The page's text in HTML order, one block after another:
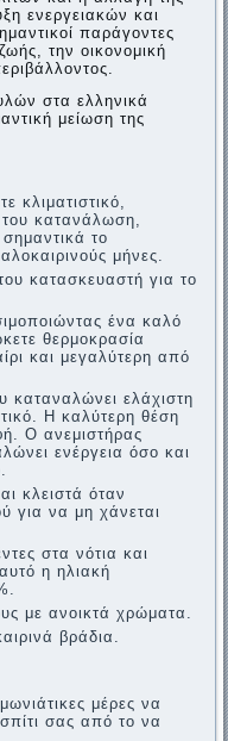
ενεργειακών και
παράγοντες
την οικονομική
στα ελληνικά
μείωση της
κλιματιστικό,
του κατανάλωση,
το
μήνες.
κατασκευαστή για το
ένα καλό
θερμοκρασία
και μεγαλύτερη από
καταναλώνει ελάχιστη
Η καλύτερη θέση
Ο ανεμιστήρας
ενέργεια όσο και
κλειστά όταν
για να μη χάνεται
στα νότια και
η ηλιακή
με ανοικτά χρώματα.
βράδια.
μέρες να
σας από το να